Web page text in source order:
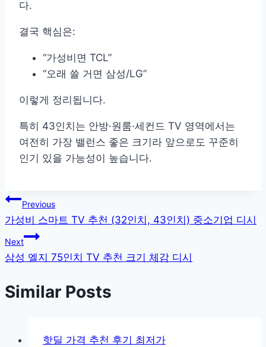
다.
결국 핵심은:
“가성비면 TCL”
“오래 쓸 거면 삼성/LG”
이렇게 정리됩니다.
특히 43인치는 안방·원룸·세컨드 TV 영역에서는
여전히 가장 밸런스 좋은 크기라 앞으로도 꾸준히
인기 있을 가능성이 높습니다.
글
탐
색
Previous
가성비 스마트 TV 추천 (32인치, 43인치) 중소기업 디시
Next
삼성 엘지 75인치 TV 추천 크기 체감 디시
Similar Posts
핫딜 가격 추천 후기 최저가